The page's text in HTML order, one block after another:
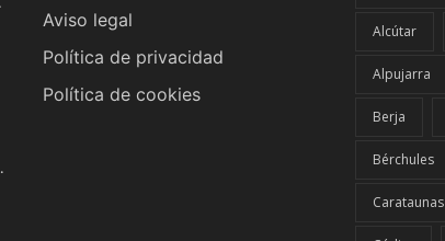
Aviso legal
Política de privacidad
Política de cookies
Alcútar
Alpujarra
Berja
Bérchules
Carataunas